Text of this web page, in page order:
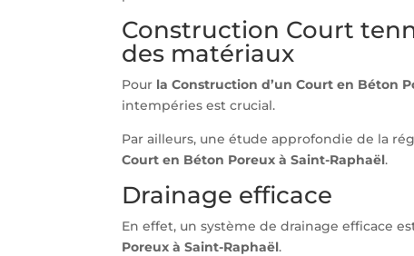
Construction Court
des matériaux
Pour la Construction d’un Court en Béton
intempéries est crucial.
Par ailleurs, une étude approfondie de la
Court en Béton Poreux à Saint-Raphaël.
Drainage efficace
En effet, un système de drainage efficace
Poreux à Saint-Raphaël.